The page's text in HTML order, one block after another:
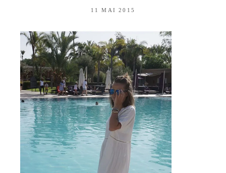
11 MAI 2015